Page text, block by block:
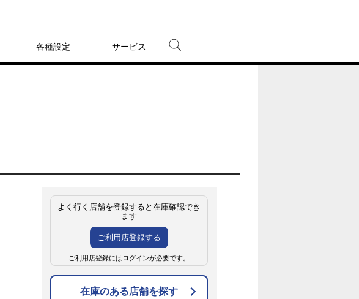
各種設定 サービス
よく行く店舗を登録すると在庫確認でき
ます
ご利用店登録する
ご利用店登録にはログインが必要です。
在庫のある店舗を探す